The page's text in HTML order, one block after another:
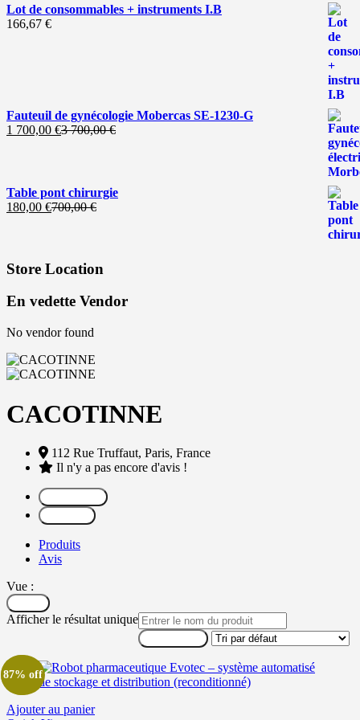
Lot de consommables + instruments I.B
166,67 €
Fauteuil de gynécologie Mobercas SE-1230-G
1 700,00 €Le
1
700,00 €.
3 700,00€Le
700,00 €.
Table pont chirurgie
180,00 €Le
180,00 €.
700,00€Le
700,00 €.
Store Location
En vedette Vendor
No vendor found
CACOTINNE
112 Rue Truffaut, Paris, France
Il n'y a pas encore d'avis !
Produits
Avis
Vue :
Afficher le résultat unique
87% off
Ajouter au panier